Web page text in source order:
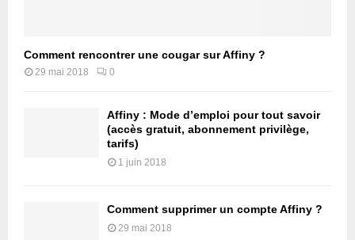
Comment rencontrer une cougar sur Affiny ?
29 mai 2018 0
Affiny : Mode d’emploi pour tout savoir
(accès gratuit, abonnement privilège,
tarifs)
1 juin 2018
Comment supprimer un compte Affiny ?
29 mai 2018